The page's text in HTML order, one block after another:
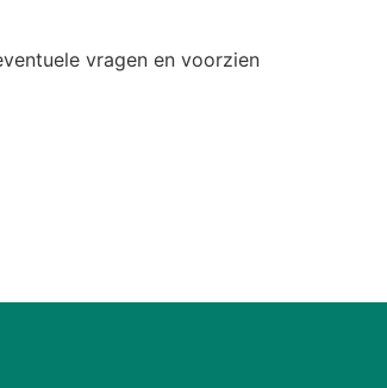
vragen en voorzien